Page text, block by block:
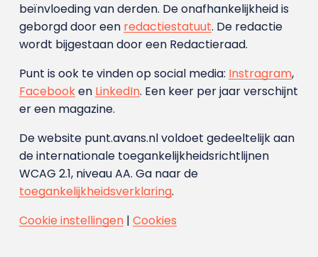
beïnvloeding van derden. De onafhankelijkheid is
geborgd door een redactiestatuut. De redactie
wordt bijgestaan door een Redactieraad.
Punt is ook te vinden op social media: Instragram,
Facebooken LinkedIn. Een keer per jaar verschijnt
er een magazine.
De website punt.avans.nl voldoet gedeeltelijk aan
de internationale toegankelijkheidsrichtlijnen
WCAG 2.1, niveau AA. Ga naar de
toegankelijkheidsverklaring.
Cookie instellingen| Cookies